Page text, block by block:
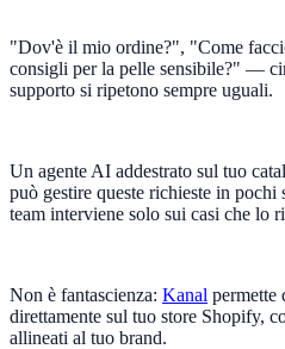
"Dov'è il mio ordine?", "Come
consigli per la pelle sensibile?" —
supporto si ripetono sempre uguali.
Un agente AI addestrato sul tuo
può gestire queste richieste in
team interviene solo sui casi che lo
Non è fantascienza: Kanal permette
direttamente sul tuo store Shopify,
allineati al tuo brand.